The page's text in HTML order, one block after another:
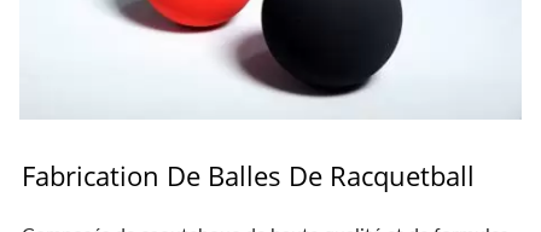
Fabrication De Balles De Racquetball